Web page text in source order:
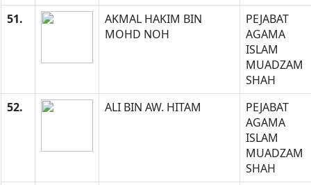
51.
AKMAL HAKIM BIN
MOHD NOH
PEJABAT
AGAMA
ISLAM
MUADZAM
SHAH
52.
ALI BIN AW. HITAM
PEJABAT
AGAMA
ISLAM
MUADZAM
SHAH